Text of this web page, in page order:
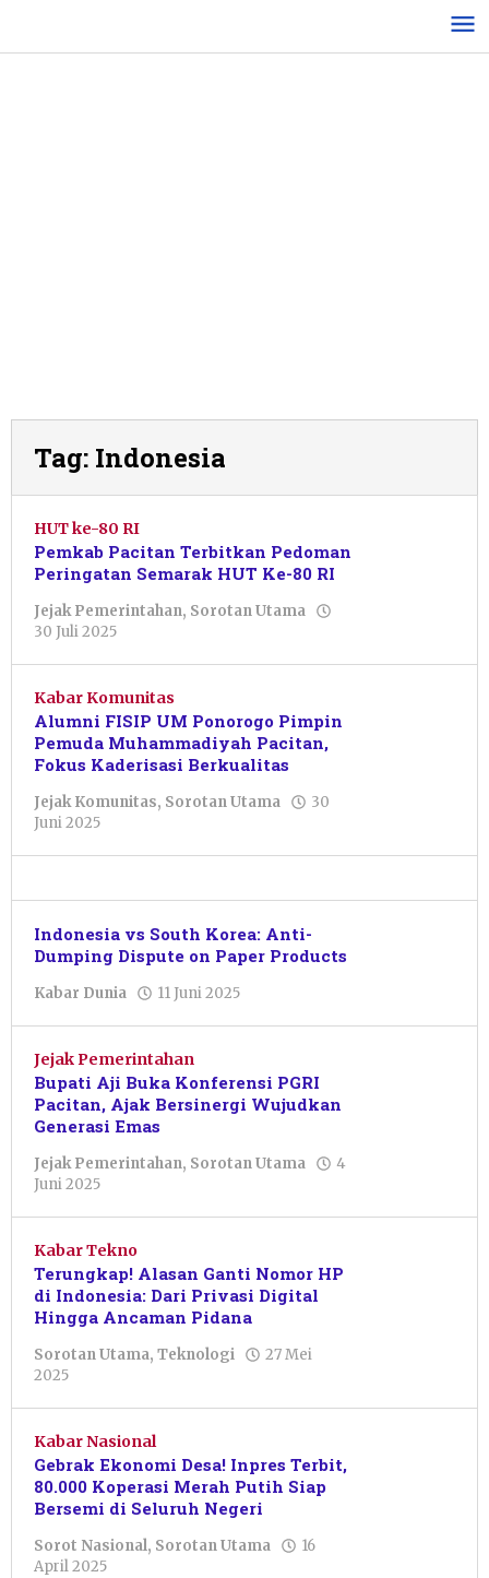
konten
Tag: Indonesia
HUT ke-80 RI
Pemkab Pacitan Terbitkan Pedoman
Peringatan Semarak HUT Ke-80 RI
Jejak Pemerintahan, Sorotan Utama
30 Juli 2025
Primanto
Kabar Komunitas
Alumni FISIP UM Ponorogo Pimpin
Pemuda Muhammadiyah Pacitan,
Fokus Kaderisasi Berkualitas
Jejak Komunitas, Sorotan Utama
30
Juni 2025
Shalahuddin
Indonesia vs South Korea: Anti-
Dumping Dispute on Paper Products
Kabar Dunia 11 Juni 2025
Jejak Pemerintahan
Bupati Aji Buka Konferensi PGRI
Pacitan, Ajak Bersinergi Wujudkan
Generasi Emas
Jejak Pemerintahan, Sorotan Utama
4
Juni 2025
Kabar Tekno
Terungkap! Alasan Ganti Nomor HP
di Indonesia: Dari Privasi Digital
Hingga Ancaman Pidana
Sorotan Utama, Teknologi
27 Mei
2025
Purnawan
Kabar Nasional
Gebrak Ekonomi Desa! Inpres Terbit,
80.000 Koperasi Merah Putih Siap
Bersemi di Seluruh Negeri
Sorot Nasional, Sorotan Utama
16
April 2025